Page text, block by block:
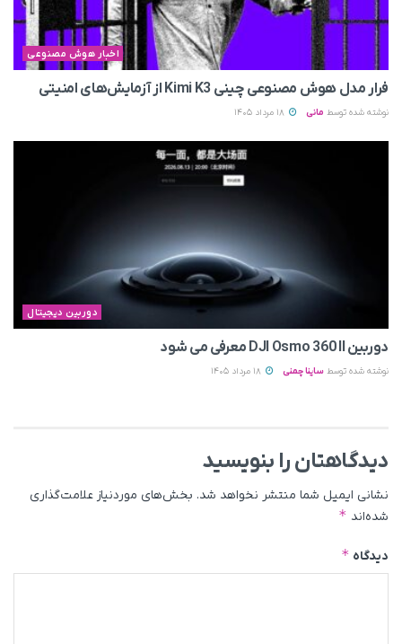
اخبار هوش مصنوعی
فرار مدل هوش مصنوعی چینی Kimi K3 از آزمایش‌های امنیتی
نوشته شده توسط مانی
دوربین دیجیتال
دوربین DJI Osmo 360 II معرفی می‌ شود
نوشته شده توسط ساینا چمنی
دیدگاهتان را بنویسید
نشانی ایمیل شما منتشر نخواهد شد. بخش‌های موردنیاز علامت‌گذاری
شده‌اند *
دیدگاه *